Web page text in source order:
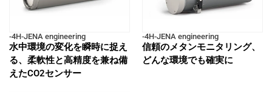
-4H-JENA engineering
水中環境の変化を瞬時に捉え
る、柔軟性と高精度を兼ね備
えたCO2センサー
-4H-JENA engineering
信頼のメタンモニタリング、
どんな環境でも確実に